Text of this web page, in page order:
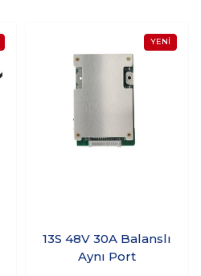
13S 48V 30A Balanslı
Aynı Port